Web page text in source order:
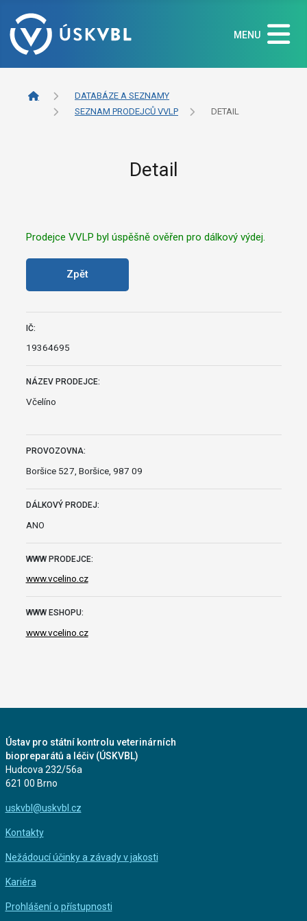
MENU
DATABÁZE A SEZNAMY
SEZNAM PRODEJCŮ VVLP
DETAIL
Detail
Prodejce VVLP byl úspěšně ověřen pro dálkový výdej.
Zpět
IČ:
19364695
NÁZEV PRODEJCE:
Včelíno
PROVOZOVNA:
Boršice 527, Boršice, 987 09
DÁLKOVÝ PRODEJ:
ANO
WWW PRODEJCE:
www.vcelino.cz
WWW ESHOPU:
www.vcelino.cz
Ústav pro státní kontrolu veterinárních
biopreparátů a léčiv (ÚSKVBL)
Hudcova 232/56a
621 00 Brno
uskvbl@uskvbl.cz
Kontakty
Nežádoucí účinky a závady v jakosti
Kariéra
Prohlášení o přístupnosti